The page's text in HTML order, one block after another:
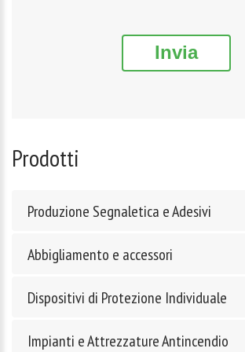
Invia
Prodotti
Produzione Segnaletica e Adesivi
Abbigliamento e accessori
Dispositivi di Protezione Individuale
Impianti e Attrezzature Antincendio